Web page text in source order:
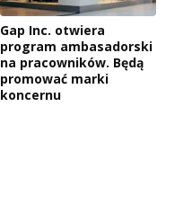
Gap Inc. otwiera
program ambasadorski
na pracowników. Będą
promować marki
koncernu